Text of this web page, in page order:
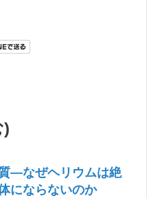
)
―なぜヘリウムは絶
にならないのか